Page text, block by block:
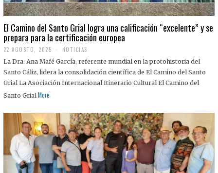
El Camino del Santo Grial logra una calificación “excelente” y se
prepara para la certificación europea
22 AGOSTO, 2025
2
A
G
O
S
2
5
NOTICIAS
La Dra. Ana Mafé García, referente mundial en la protohistoria del
Santo Cáliz, lidera la consolidación científica de El Camino del Santo
Grial La Asociación Internacional Itinerario Cultural El Camino del
Santo Grial More